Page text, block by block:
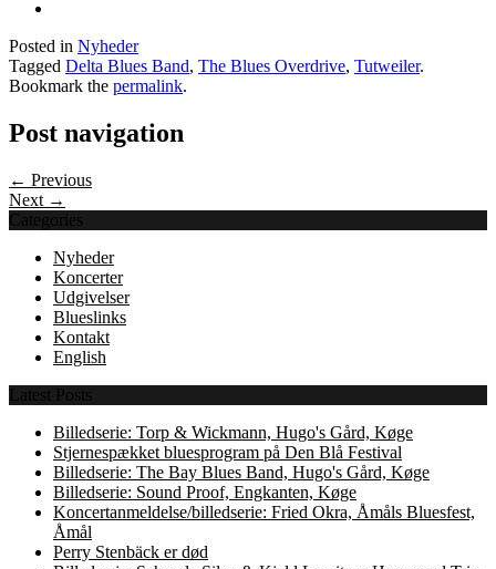
Posted in Nyheder
Tagged Delta Blues Band, The Blues Overdrive, Tutweiler.
Bookmark the permalink.
Post navigation
← Previous
Next →
Categories
Nyheder
Koncerter
Udgivelser
Blueslinks
Kontakt
English
Latest Posts
Billedserie: Torp & Wickmann, Hugo's Gård, Køge
Stjernespækket bluesprogram på Den Blå Festival
Billedserie: The Bay Blues Band, Hugo's Gård, Køge
Billedserie: Sound Proof, Engkanten, Køge
Koncertanmeldelse/billedserie: Fried Okra, Åmåls Bluesfest,
Åmål
Perry Stenbäck er død